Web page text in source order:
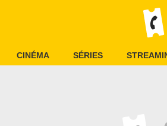
CINÉMA SÉRIES